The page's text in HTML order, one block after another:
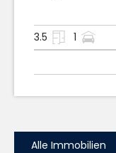
3.5
1
Alle Immobilien